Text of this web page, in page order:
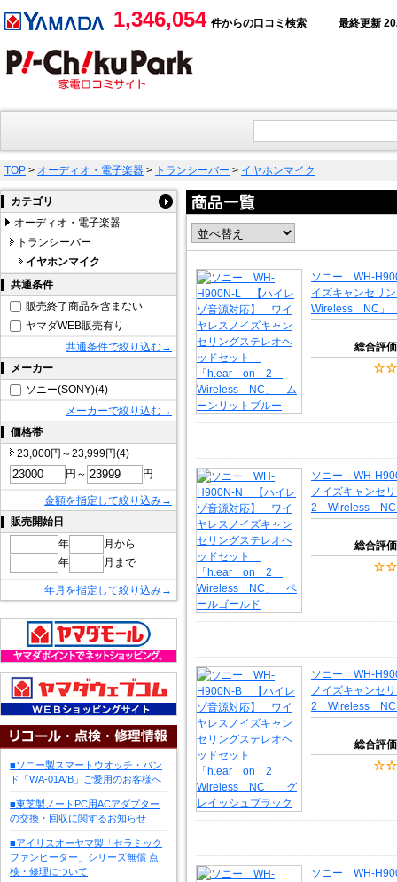
1,346,054 件からの口コミ検索 最終更新
TOP > オーディオ・電子楽器 > トランシーバー > イヤホンマイク
カテゴリ
オーディオ・電子楽器
トランシーバー
イヤホンマイク
共通条件
販売終了商品を含まない
ヤマダWEB販売有り
共通条件で絞り込む→
メーカー
ソニー(SONY)(4)
メーカーで絞り込む→
価格帯
23,000円～23,999円(4)
円～
円
金額を指定して絞り込み→
販売開始日
年
月から
年
月まで
年月を指定して絞り込み→
■ソニー製スマートウオッチ・バン
ド「WA-01A/B」ご愛用のお客様へ
■東芝製ノートPC用ACアダプター
の交換・回収に関するお知らせ
■アイリスオーヤマ製「セラミック
ファンヒーター」シリーズ無償 点
検・修理について
ソニー WH-
イズキャンセ
Wireless NC」
総合評価
ソニー WH-
ノイズキャン
2 Wireless NC
総合評価
ソニー WH-
ノイズキャン
2 Wireless NC
総合評価
ソニー WH-